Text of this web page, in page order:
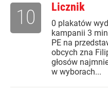
Licznik
0 plakatów
kampanii 3
PE na
obcych zna
głosów
w wyborach...
10